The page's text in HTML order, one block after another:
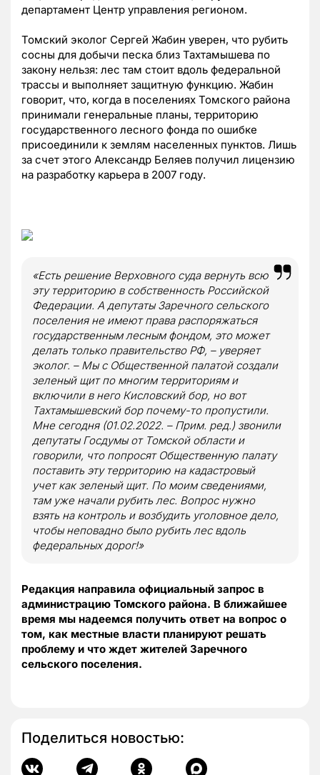
департамент Центр управления регионом.
Томский эколог Сергей Жабин уверен, что рубить
сосны для добычи песка близ Тахтамышева по
закону нельзя: лес там стоит вдоль федеральной
трассы и выполняет защитную функцию. Жабин
говорит, что, когда в поселениях Томского района
принимали генеральные планы, территорию
государственного лесного фонда по ошибке
присоединили к землям населенных пунктов. Лишь
за счет этого Александр Беляев получил лицензию
на разработку карьера в 2007 году.
«Есть решение Верховного суда вернуть всю
эту территорию в собственность Российской
Федерации. А депутаты Заречного сельского
поселения не имеют права распоряжаться
государственным лесным фондом, это может
делать только правительство РФ, – уверяет
эколог. – Мы с Общественной палатой создали
зеленый щит по многим территориям и
включили в него Кисловский бор, но вот
Тахтамышевский бор почему-то пропустили.
Мне сегодня (01.02.2022. – Прим. ред.) звонили
депутаты Госдумы от Томской области и
говорили, что попросят Общественную палату
поставить эту территорию на кадастровый
учет как зеленый щит. По моим сведениями,
там уже начали рубить лес. Вопрос нужно
взять на контроль и возбудить уголовное дело,
чтобы неповадно было рубить лес вдоль
федеральных дорог!»
Редакция направила официальный запрос в
администрацию Томского района. В ближайшее
время мы надеемся получить ответ на вопрос о
том, как местные власти планируют решать
проблему и что ждет жителей Заречного
сельского поселения.
Поделиться новостью: